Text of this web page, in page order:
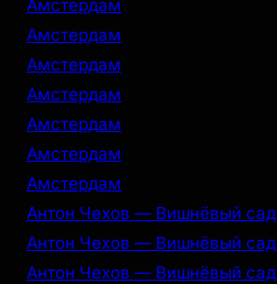
Амстердам
Амстердам
Амстердам
Амстердам
Амстердам
Амстердам
Амстердам
Антон Чехов — Вишнёвый сад
Антон Чехов — Вишнёвый сад
Антон Чехов — Вишнёвый сад